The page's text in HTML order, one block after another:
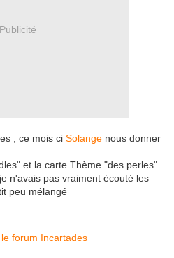
Publicité
, ce mois ci Solange nous donner
et la carte Thème "des perles"
n'avais pas vraiment écouté les
peu mélangé